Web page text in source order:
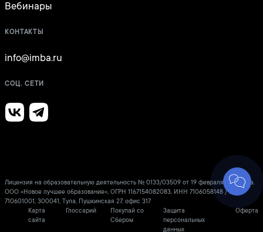
Вебинары
КОНТАКТЫ
info@imba.ru
СОЦ. СЕТИ
Лицензия на образовательную деятельность № 0133/03509 от 19 февраля 2021 года.
ООО «Новое лучшее образование», ОГРН 1167154082083, ИНН 7106058148 / КПП
710601001, 300041, Тула, Пушкинская 27, офис 317
Карта
сайта
Глоссарий
Покупай со
Сбером
Защита
персональных
данных
Оферта